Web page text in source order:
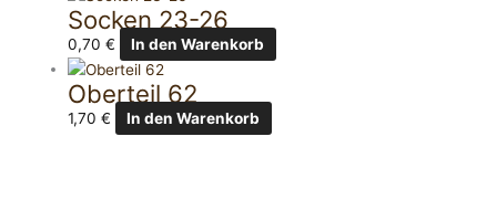
Socken 23-26
0,70€ In den Warenkorb
Oberteil 62
1,70€ In den Warenkorb